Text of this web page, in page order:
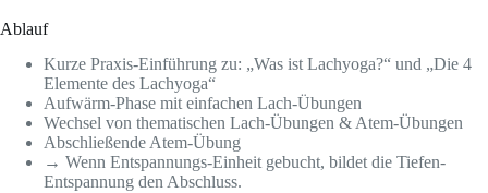
Ablauf
Kurze Praxis-Einführung zu: „Was ist Lachyoga?“ und „Die 4
Elemente des Lachyoga“
Aufwärm-Phase mit einfachen Lach-Übungen
Wechsel von thematischen Lach-Übungen & Atem-Übungen
Abschließende Atem-Übung
→ Wenn Entspannungs-Einheit gebucht, bildet die Tiefen-
Entspannung den Abschluss.